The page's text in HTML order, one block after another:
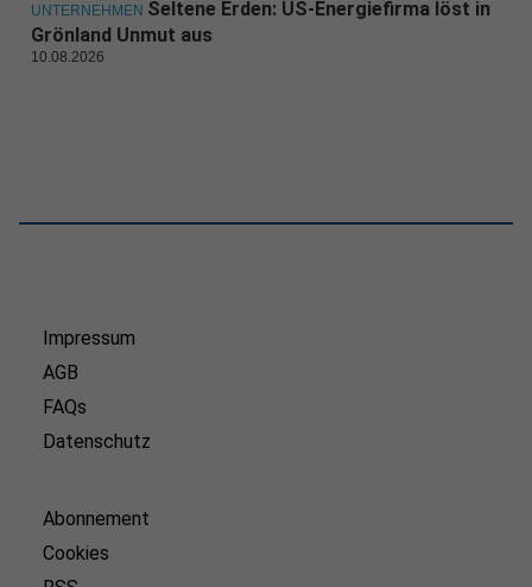
UNTERNEHMEN Seltene Erden: US-Energiefirma löst in
Grönland Unmut aus
10.08.2026
Impressum
AGB
FAQs
Datenschutz
Abonnement
Cookies